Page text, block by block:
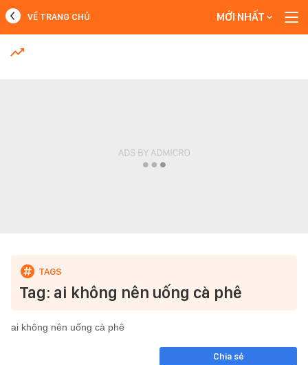
MỚI NHẤT
VỀ TRANG CHỦ MỚI NHẤT
Tag: ai không nên uống cà phê
ai không nên uống cà phê
Chia sẻ